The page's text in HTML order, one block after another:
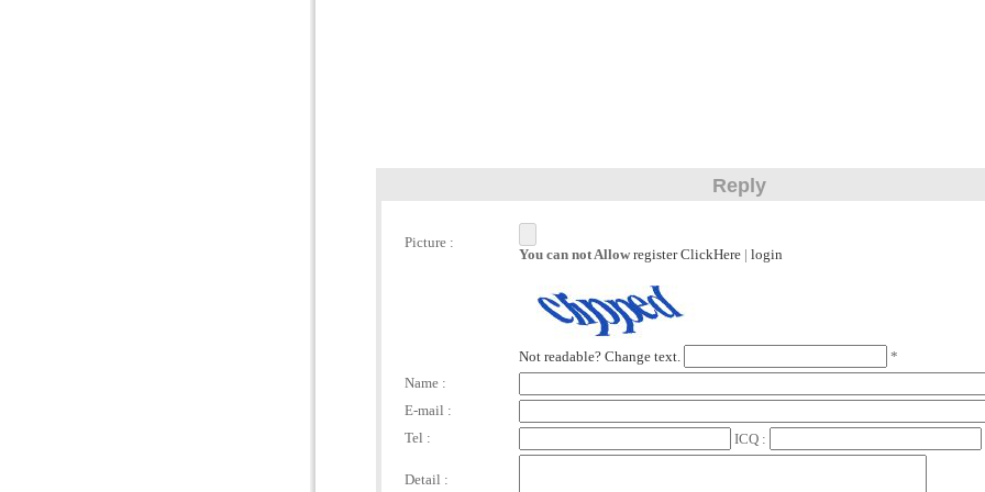
Reply
Picture :
You can not Allow register ClickHere| login
Not readable? Change text.
*
Name :
E-mail :
Tel :
ICQ :
Detail :